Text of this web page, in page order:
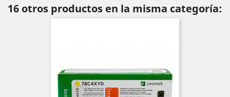
16 otros productos en la misma categoría: